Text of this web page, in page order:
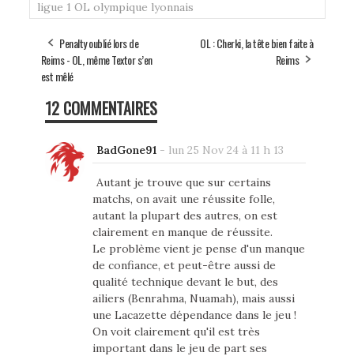
ligue 1 OL olympique lyonnais
Penalty oublié lors de
Reims - OL, même Textor s’en
est mêlé
OL : Cherki, la tête bien faite à
Reims
12 COMMENTAIRES
BadGone91- lun 25 Nov 24 à 11 h 13
Autant je trouve que sur certains
matchs, on avait une réussite folle,
autant la plupart des autres, on est
clairement en manque de réussite.
Le problème vient je pense d'un manque
de confiance, et peut-être aussi de
qualité technique devant le but, des
ailiers (Benrahma, Nuamah), mais aussi
une Lacazette dépendance dans le jeu !
On voit clairement qu'il est très
important dans le jeu de part ses